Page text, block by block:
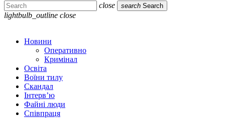
close search Search
lightbulb_outline close
Новини
Оперативно
Кримінал
Освіта
Воїни тилу
Скандал
Інтерв’ю
Файні люди
Співпраця